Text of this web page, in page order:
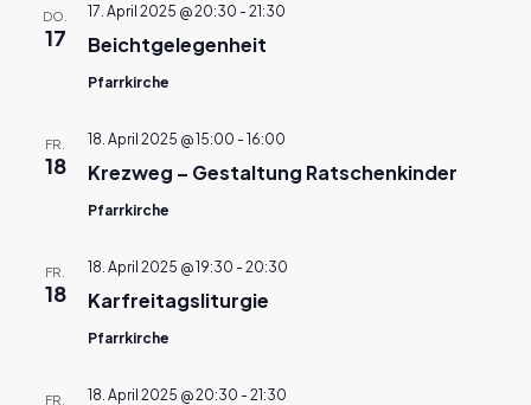
DO.
17 Beichtgelegenheit
17. April 2025 @ 20:30 - 21:30
Pfarrkirche
FR.
18 Krezweg – Gestaltung Ratschenkinder
18. April 2025 @ 15:00 - 16:00
Pfarrkirche
FR.
18 Karfreitagsliturgie
18. April 2025 @ 19:30 - 20:30
Pfarrkirche
FR. 18. April 2025 @ 20:30 - 21:30